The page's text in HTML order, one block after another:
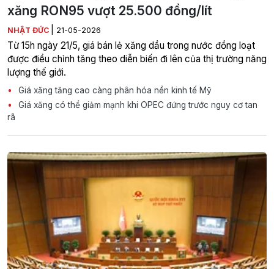
xăng RON95 vượt 25.500 đồng/lít
NHẬT ĐỨC 21-05-2026
Từ 15h ngày 21/5, giá bán lẻ xăng dầu trong nước đồng loạt
được điều chỉnh tăng theo diễn biến đi lên của thị trường năng
lượng thế giới.
Giá xăng tăng cao càng phân hóa nền kinh tế Mỹ
Giá xăng có thể giảm mạnh khi OPEC đứng trước nguy cơ tan
rã